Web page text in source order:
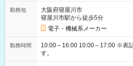
勤務地
大阪府寝屋川市
寝屋川市駅から徒歩5分
電子・機械系メーカー
勤務時間
10:00～16:00 10:00～17:00 ※表記のうち実働5時間から6時間で
す。